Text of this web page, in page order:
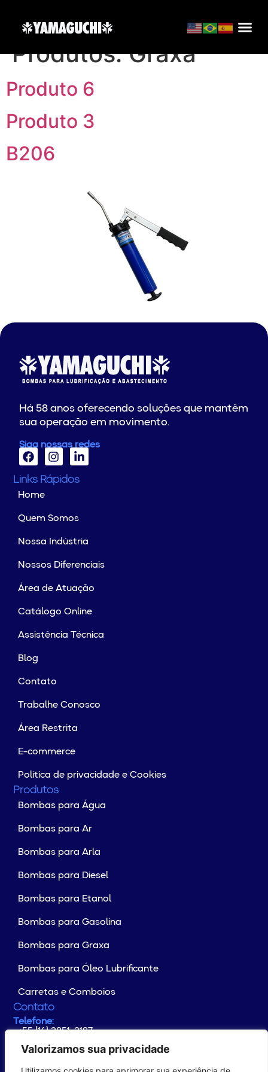
Valorizamos sua privacidade
Marketing de
Produtos:Graxa
Produto 6
Produto 3
B206
Há 58 anos oferecendo soluções que mantêm
sua operação em movimento.
Siga nossas redes
Links Rápidos
Home
Quem Somos
Nossa Indústria
Nossos Diferenciais
Área de Atuação
Catálogo Online
Assistência Técnica
Blog
Contato
Trabalhe Conosco
Área Restrita
E-commerce
Política de privacidade e Cookies
Produtos
Bombas para Água
Bombas para Ar
Bombas para Arla
Bombas para Diesel
Bombas para Etanol
Bombas para Gasolina
Bombas para Graxa
Bombas para Óleo Lubrificante
Carretas e Comboios
Contato
Telefone:
+55 (16) 3851-2187
Whatsapp:
+55 (16) 99176-4133